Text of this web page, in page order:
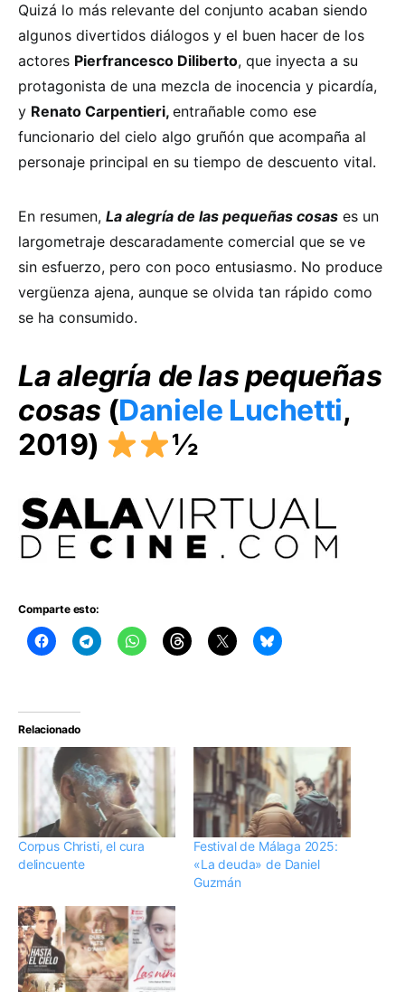
Quizá lo más relevante del conjunto acaban siendo
algunos divertidos diálogos y el buen hacer de los
actores Pierfrancesco Diliberto, que inyecta a su
protagonista de una mezcla de inocencia y picardía,
y Renato Carpentieri, entrañable como ese
funcionario del cielo algo gruñón que acompaña al
personaje principal en su tiempo de descuento vital.
En resumen, La alegría de las pequeñas cosas es un
largometraje descaradamente comercial que se ve
sin esfuerzo, pero con poco entusiasmo. No produce
vergüenza ajena, aunque se olvida tan rápido como
se ha consumido.
La alegría de las pequeñas
cosas (Daniele Luchetti,
2019)
½
Comparte esto:
Relacionado
Corpus Christi, el cura
delincuente
Festival de Málaga 2025:
«La deuda» de Daniel
Guzmán